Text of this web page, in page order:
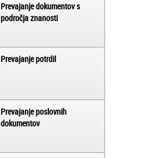
Prevajanje dokumentov s
področja znanosti
Prevajanje potrdil
Prevajanje poslovnih
dokumentov